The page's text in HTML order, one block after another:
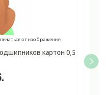
от изображения
картон 0,5